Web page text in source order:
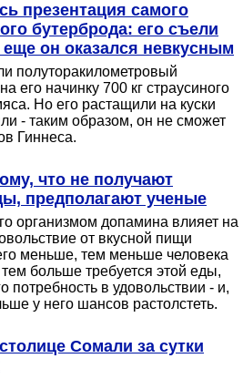
презентация самого
бутерброда: его съели
он оказался невкусным
полуторакилометровый
его начинку 700 кг страусиного
Но его растащили на куски
- таким образом, он не сможет
Гиннеса.
что не получают
предполагают ученые
организмом допамина влияет на
от вкусной пищи
меньше, тем меньше человека
больше требуется этой еды,
потребность в удовольствии - и,
у него шансов растолстеть.
Сомали за сутки